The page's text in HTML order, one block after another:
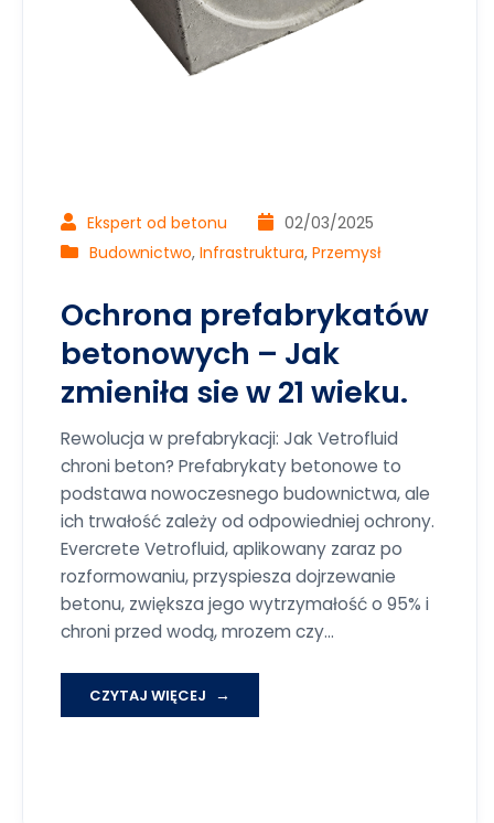
Ekspert od betonu
02/03/2025
Budownictwo, Infrastruktura, Przemysł
Ochrona prefabrykatów
betonowych – Jak
zmieniła sie w 21 wieku.
Rewolucja w prefabrykacji: Jak Vetrofluid
chroni beton? Prefabrykaty betonowe to
podstawa nowoczesnego budownictwa, ale
ich trwałość zależy od odpowiedniej ochrony.
Evercrete Vetrofluid, aplikowany zaraz po
rozformowaniu, przyspiesza dojrzewanie
betonu, zwiększa jego wytrzymałość o 95% i
chroni przed wodą, mrozem czy…